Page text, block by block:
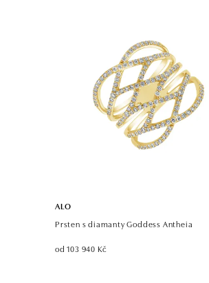
ALO
Prsten s diamanty Goddess Antheia
od 103 940 Kč